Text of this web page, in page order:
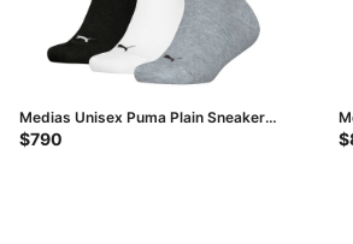
Medias Unisex Puma Plain Sneaker
Socks - Negro - Blanco - Gris
$790 $